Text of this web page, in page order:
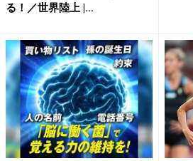
る！／世界陸上 |...